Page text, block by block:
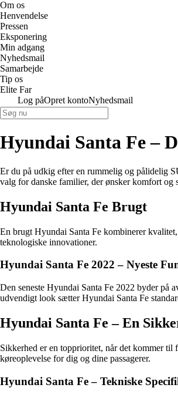
Om os
Henvendelse
Pressen
Eksponering
Min adgang
Nyhedsmail
Samarbejde
Tip os
Elite Far
Log påOpret kontoNyhedsmail
Hyundai Santa Fe –
Er du på udkig efter en rummelig og pålidelig
valg for danske familier, der ønsker komfort og
Hyundai Santa Fe Brugt
En brugt Hyundai Santa Fe kombinerer
teknologiske innovationer.
Hyundai Santa Fe 2022 – Nyeste
Den seneste Hyundai Santa Fe 2022 byder på
udvendigt look sætter Hyundai Santa Fe
Hyundai Santa Fe – En
Sikkerhed er en topprioritet, når det kommer
køreoplevelse for dig og dine passagerer.
Hyundai Santa Fe – Tekniske